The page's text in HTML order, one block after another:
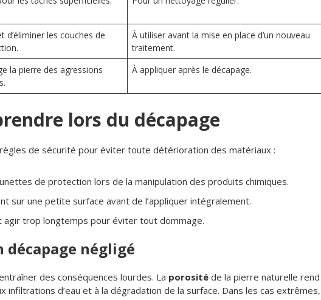
d’éliminer les couches de
À utiliser avant la mise en place d’un nouveau
traitement.
la pierre des agressions
À appliquer après le décapage.
lors du décapage
de sécurité pour éviter toute détérioration des matériaux :
de protection lors de la manipulation des produits chimiques.
sur une petite surface avant de l’appliquer intégralement.
agir trop longtemps pour éviter tout dommage.
décapage négligé
des conséquences lourdes. La porosité de la pierre naturelle rend
infiltrations d’eau et à la dégradation de la surface. Dans les cas extrêmes,